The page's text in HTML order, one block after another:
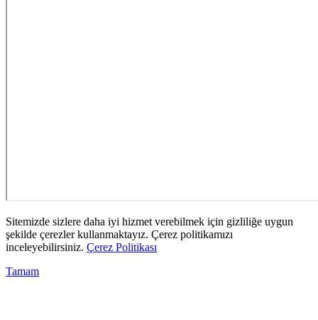
Sitemizde sizlere daha iyi hizmet verebilmek için gizliliğe uygun
şekilde çerezler kullanmaktayız. Çerez politikamızı
inceleyebilirsiniz. Çerez Politikası
Tamam